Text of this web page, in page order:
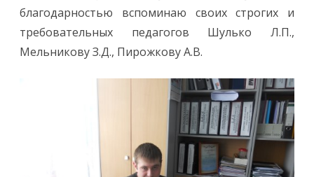
благодарностью вспоминаю своих строгих и
требовательных педагогов Шулько Л.П.,
Мельникову З.Д., Пирожкову А.В.